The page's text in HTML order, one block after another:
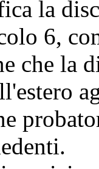
la
6,
che la